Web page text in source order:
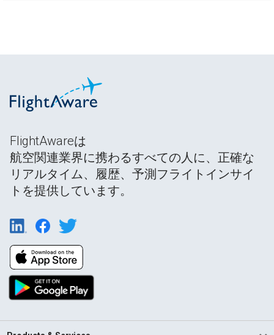
FlightAwareは
航空関連業界に携わるすべての人に、正確な
リアルタイム、履歴、予測フライトインサイ
トを提供しています。